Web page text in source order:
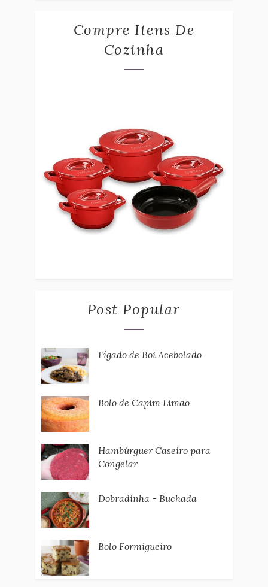
Compre Itens De
Cozinha
Post Popular
Fígado de Boi Acebolado
Bolo de Capim Limão
Hambúrguer Caseiro para
Congelar
Dobradinha - Buchada
Bolo Formigueiro